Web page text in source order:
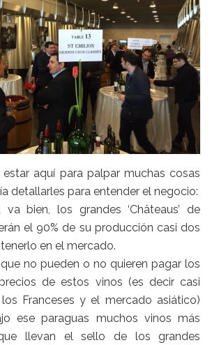
aquí para palpar muchas cosas
detallarles para entender el negocio:
bien, los grandes ‘Châteaus’ de
el 90% de su producción casi dos
en el mercado.
no pueden o no quieren pagar los
de estos vinos (es decir casi
Franceses y el mercado asiático)
ese paraguas muchos vinos más
llevan el sello de los grandes